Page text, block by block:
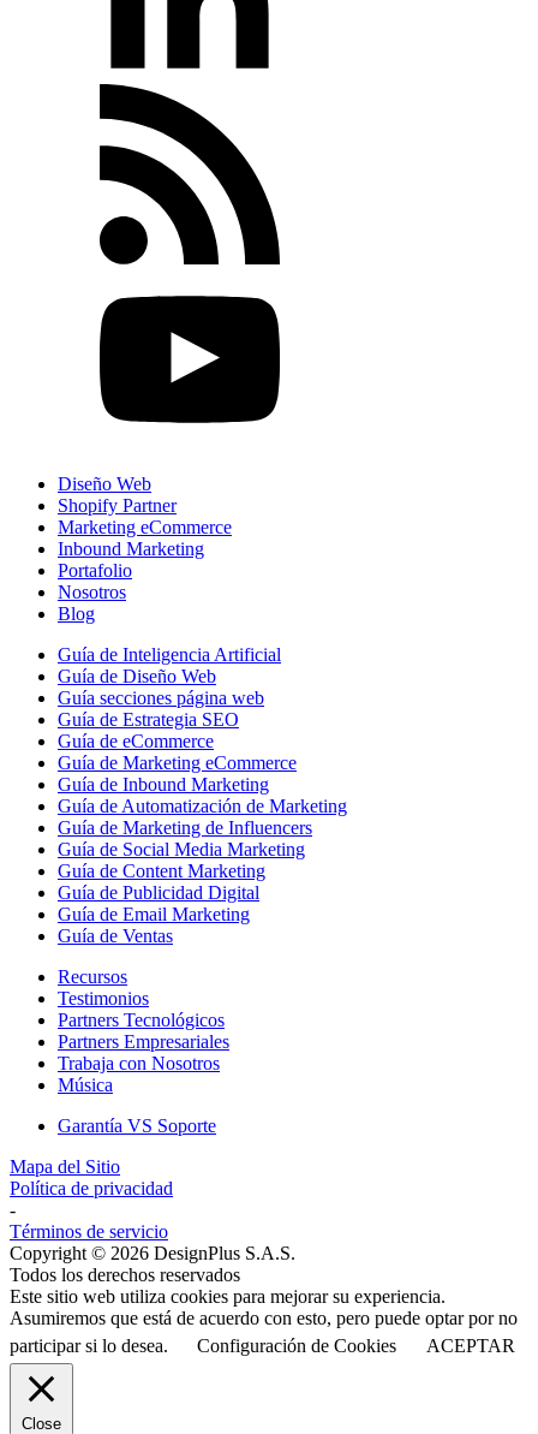
Diseño Web
Shopify Partner
Marketing eCommerce
Inbound Marketing
Portafolio
Nosotros
Blog
Guía de Inteligencia Artificial
Guía de Diseño Web
Guía secciones página web
Guía de Estrategia SEO
Guía de eCommerce
Guía de Marketing eCommerce
Guía de Inbound Marketing
Guía de Automatización de Marketing
Guía de Marketing de Influencers
Guía de Social Media Marketing
Guía de Content Marketing
Guía de Publicidad Digital
Guía de Email Marketing
Guía de Ventas
Recursos
Testimonios
Partners Tecnológicos
Partners Empresariales
Trabaja con Nosotros
Música
Garantía VS Soporte
Mapa del Sitio
Política de privacidad
-
Términos de servicio
Copyright © 2026 DesignPlus S.A.S.
Todos los derechos reservados
Este sitio web utiliza cookies para mejorar su experiencia.
Asumiremos que está de acuerdo con esto, pero puede optar por no
participar si lo desea.
Configuración de Cookies ACEPTAR
Close